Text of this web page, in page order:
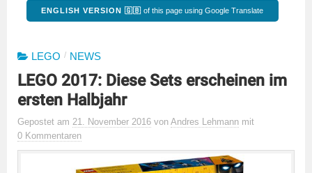
ENGLISH VERSION 🇬🇧 of this page using Google Translate
LEGO / NEWS
LEGO 2017: Diese Sets erscheinen im
ersten Halbjahr
Gepostet am 21. November 2016 von Andres Lehmann mit
0 Kommentaren